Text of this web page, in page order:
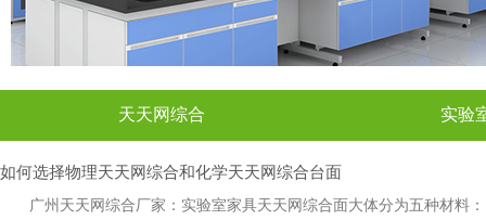
天天网综合 实验
如何选择物理天天网综合和化学天天网综合台面
广州天天网综合厂家：实验室家具天天网综合面大体分为五种材料：